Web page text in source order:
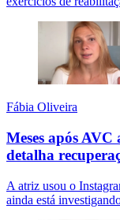
Fábia Oliveira
Meses após
detalha
A atriz usou o
ainda está